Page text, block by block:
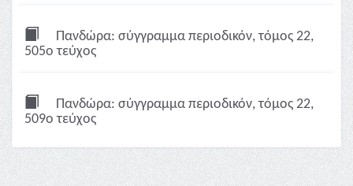
Πανδώρα: σύγγραμμα περιοδικόν, τόμος 22,
505ο τεύχος
Πανδώρα: σύγγραμμα περιοδικόν, τόμος 22,
509ο τεύχος